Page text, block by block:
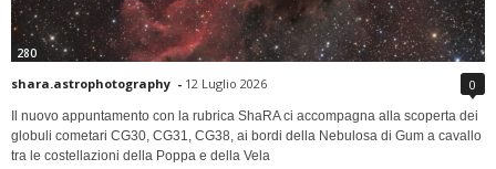
280
shara.astrophotography - 12 Luglio 2026 0
Il nuovo appuntamento con la rubrica ShaRA ci accompagna alla scoperta dei
globuli cometari CG30, CG31, CG38, ai bordi della Nebulosa di Gum a cavallo
tra le costellazioni della Poppa e della Vela